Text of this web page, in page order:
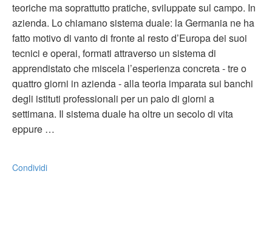
teoriche ma soprattutto pratiche, sviluppate sul campo. In
azienda. Lo chiamano sistema duale: la Germania ne ha
fatto motivo di vanto di fronte al resto d’Europa dei suoi
tecnici e operai, formati attraverso un sistema di
apprendistato che miscela l’esperienza concreta - tre o
quattro giorni in azienda - alla teoria imparata sui banchi
degli istituti professionali per un paio di giorni a
settimana. Il sistema duale ha oltre un secolo di vita
eppure …
Condividi